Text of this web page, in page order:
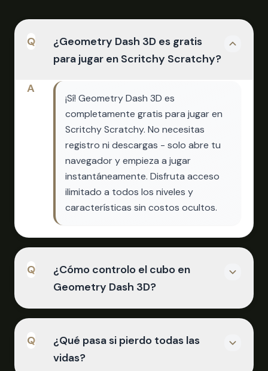
Q
¿Geometry Dash 3D es gratis
para jugar en Scritchy Scratchy?
A
¡Sí! Geometry Dash 3D es
completamente gratis para jugar en
Scritchy Scratchy. No necesitas
registro ni descargas - solo abre tu
navegador y empieza a jugar
instantáneamente. Disfruta acceso
ilimitado a todos los niveles y
características sin costos ocultos.
Q
¿Cómo controlo el cubo en
Geometry Dash 3D?
A
espaciadora. Un toque para saltos
cortos, mantén presionado para
Q
¿Qué pasa si pierdo todas las
vidas?